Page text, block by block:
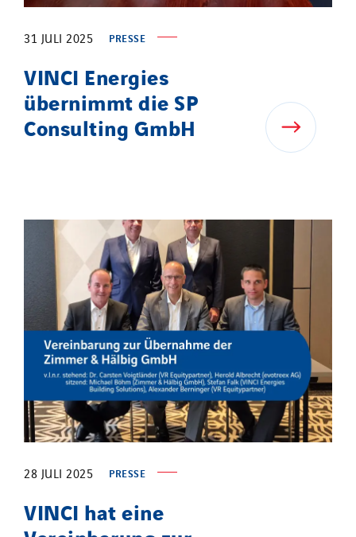
31 JULI 2025 PRESSE
VINCI Energies
übernimmt die SP
Consulting GmbH
28 JULI 2025 PRESSE
VINCI hat eine